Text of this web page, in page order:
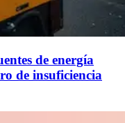
de energía
de insuficiencia